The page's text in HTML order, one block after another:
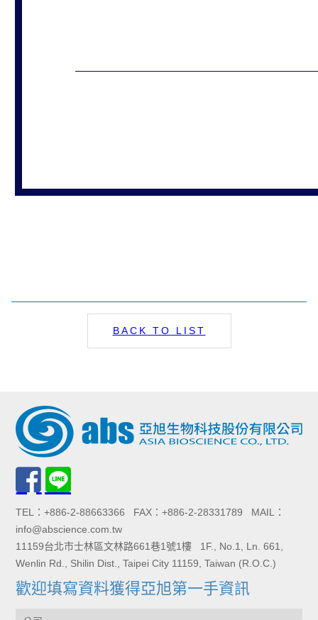
BACK TO LIST
TEL：+886-2-88663366 FAX：+886-2-28331789 MAIL：
info@abscience.com.tw
11159台北市士林區文林路661巷1號1樓 1F., No.1, Ln. 661,
Wenlin Rd., Shilin Dist., Taipei City 11159, Taiwan (R.O.C.)
歡迎填寫資料獲得亞旭第一手資訊